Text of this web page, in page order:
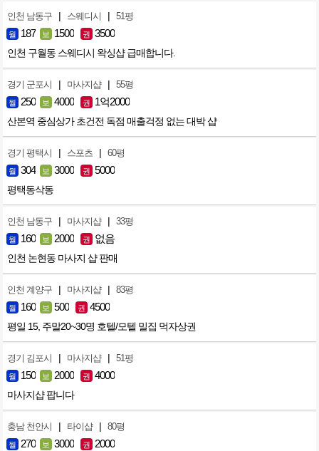
인천 남동구 | 스웨디시 | 51평
월 187 보 1500 권 3500
인천 구월동 스웨디시 왁싱샵 급매합니다.
경기 군포시 | 마사지샵 | 55평
월 250 보 4000 권 1억2000
산본역 중심상가 초건전 독점 매출걱정 없는 대박 샵
경기 평택시 | 스포츠 | 60평
월 304 보 3000 권 5000
평택동삭동
인천 남동구 | 마사지샵 | 33평
월 160 보 2000 권 없음
인천 논현동 마사지 샵 판매
인천 계양구 | 마사지샵 | 83평
월 160 보 500 권 4500
평일 15, 주말20~30명 호텔/모텔 밀집 먹자상권
경기 김포시 | 마사지샵 | 51평
월 150 보 2000 권 4000
마사지샵 팝니다
충남 천안시 | 타이샵 | 80평
월 270 보 3000 권 2000